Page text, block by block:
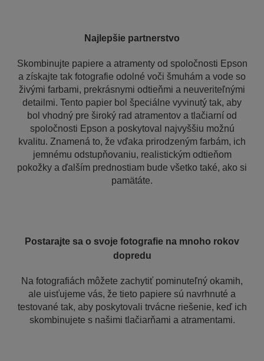
Najlepšie partnerstvo
Skombinujte papiere a atramenty od spoločnosti Epson
a získajte tak fotografie odolné voči šmuhám a vode so
živými farbami, prekrásnymi odtieňmi a neuveriteľnými
detailmi. Tento papier bol špeciálne vyvinutý tak, aby
bol vhodný pre široký rad atramentov a tlačiarní od
spoločnosti Epson a poskytoval najvyššiu možnú
kvalitu. Znamená to, že vďaka prirodzeným farbám, ich
jemnému odstupňovaniu, realistickým odtieňom
pokožky a ďalším prednostiam bude všetko také, ako si
pamätáte.
Postarajte sa o svoje fotografie na mnoho rokov
dopredu
Na fotografiách môžete zachytiť pominuteľný okamih,
ale uisťujeme vás, že tieto papiere sú navrhnuté a
testované tak, aby poskytovali trvácne riešenie, keď ich
skombinujete s našimi tlačiarňami a atramentami.